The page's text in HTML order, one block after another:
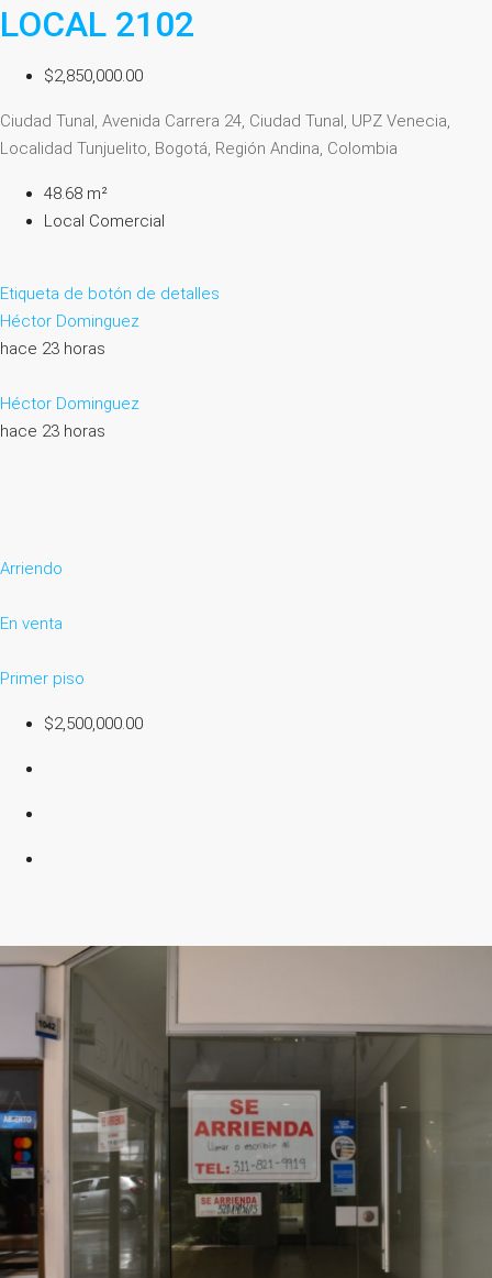
LOCAL 2102
$2,850,000.00
Ciudad Tunal, Avenida Carrera 24, Ciudad Tunal, UPZ Venecia,
Localidad Tunjuelito, Bogotá, Región Andina, Colombia
48.68 m²
Local Comercial
Etiqueta de botón de detalles
Héctor Dominguez
hace 23 horas
Héctor Dominguez
hace 23 horas
Arriendo
En venta
Primer piso
$2,500,000.00